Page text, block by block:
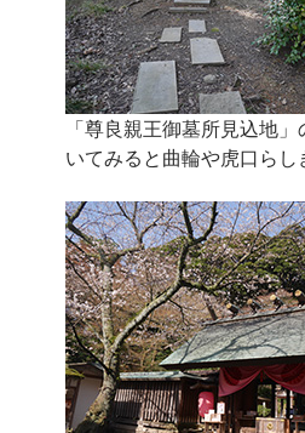
「尊良親王御墓所見込地
いてみると曲輪や虎口らし